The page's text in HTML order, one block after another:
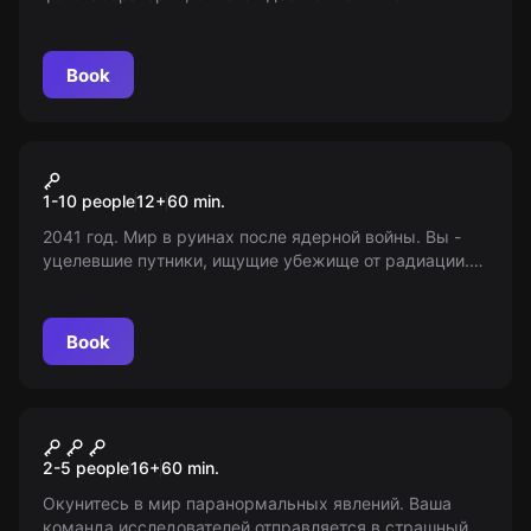
Book
Safe Night
1-10 people12+60 min.
2041 год. Мир в руинах после ядерной войны. Вы -
уцелевшие путники, ищущие убежище от радиации.
Book
Полтергейст
2-5 people16+60 min.
Окунитесь в мир паранормальных явлений. Ваша
команда исследователей отправляется в страшный